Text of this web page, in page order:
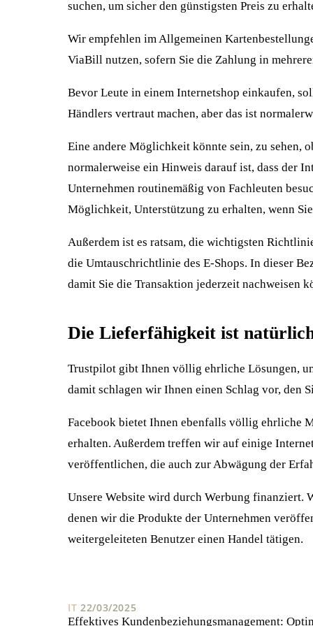
suchen, um sicher den günstigsten Preis zu
Wir empfehlen im Allgemeinen
ViaBill nutzen, sofern Sie die Zahlung in
Bevor Leute in einem Internetshop einkaufen,
Händlers vertraut machen, aber das ist
Eine andere Möglichkeit könnte sein, zu sehen,
normalerweise ein Hinweis darauf ist, dass der
Unternehmen routinemäßig von Fachleuten
Möglichkeit, Unterstützung zu erhalten, wenn
Außerdem ist es ratsam, die wichtigsten
die Umtauschrichtlinie des E-Shops. In dieser
damit Sie die Transaktion jederzeit nachweisen
Die Lieferfähigkeit ist
Trustpilot gibt Ihnen völlig ehrliche Lösungen,
damit schlagen wir Ihnen einen Schlag vor, den
Facebook bietet Ihnen ebenfalls völlig ehrliche
erhalten. Außerdem treffen wir auf einige
veröffentlichen, die auch zur Abwägung der
Unsere Website wird durch Werbung finanziert.
denen wir die Produkte der Unternehmen
weitergeleiteten Benutzer einen Handel tätigen.
IT 22/03/2025
Effektives Kundenbeziehungsmanagement: